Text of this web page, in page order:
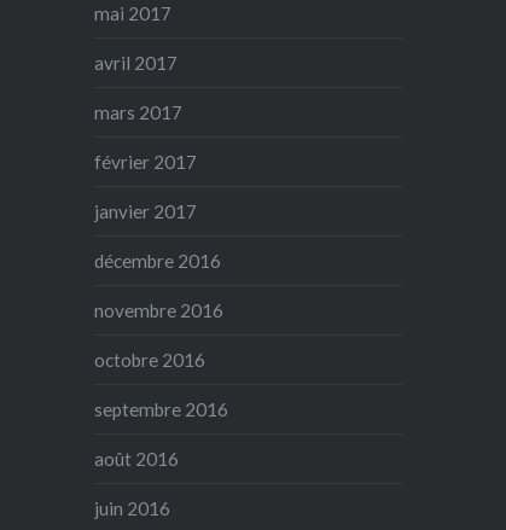
mai 2017
avril 2017
mars 2017
février 2017
janvier 2017
décembre 2016
novembre 2016
octobre 2016
septembre 2016
août 2016
juin 2016